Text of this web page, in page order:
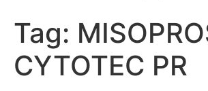
Tag:
CYTOTEC PR
"só de ter dúvida já
resposta" muito
22/05/2026 16:35:20